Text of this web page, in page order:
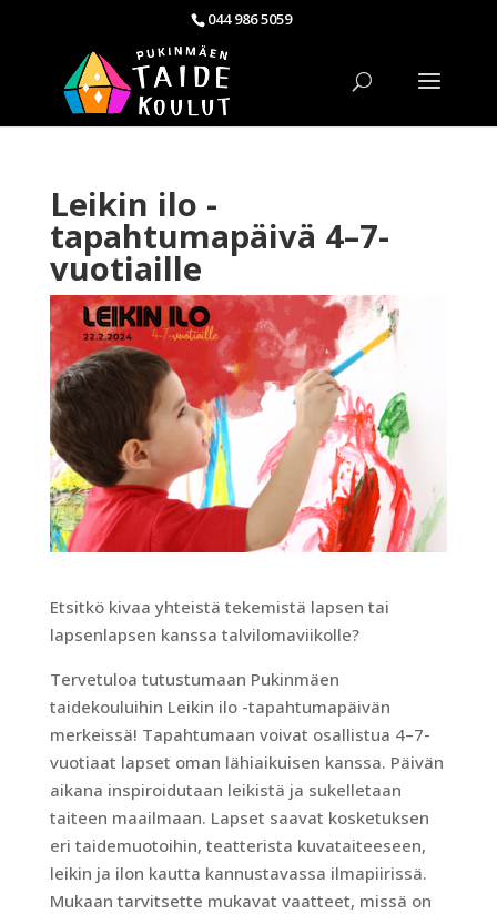
044 986 5059
Leikin ilo -
tapahtumapäivä 4–7-
vuotiaille
Etsitkö kivaa yhteistä tekemistä lapsen tai
lapsenlapsen kanssa talvilomaviikolle?
Tervetuloa tutustumaan Pukinmäen
taidekouluihin Leikin ilo -tapahtumapäivän
merkeissä! Tapahtumaan voivat osallistua 4–7-
vuotiaat lapset oman lähiaikuisen kanssa. Päivän
aikana inspiroidutaan leikistä ja sukelletaan
taiteen maailmaan. Lapset saavat kosketuksen
eri taidemuotoihin, teatterista kuvataiteeseen,
leikin ja ilon kautta kannustavassa ilmapiirissä.
Mukaan tarvitsette mukavat vaatteet, missä on